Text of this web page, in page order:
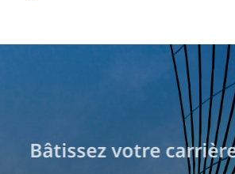
Bâtissez votre carrière